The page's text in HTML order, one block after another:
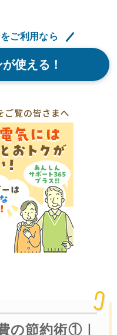
ご利用なら
使える！
の節約術①｜